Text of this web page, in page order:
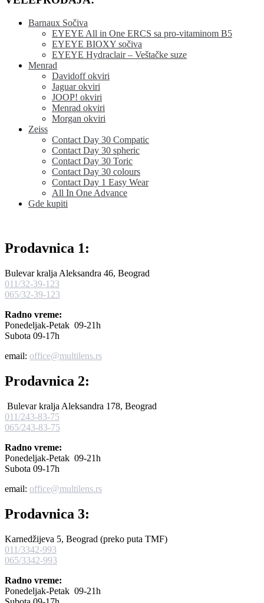
Barnaux Sočiva
EYEYE All in One ERCS sa pro-vitaminom B5
EYEYE BIOXY sočiva
EYEYE Hydraclair – Veštačke suze
Menrad
Davidoff okviri
Jaguar okviri
JOOP! okviri
Menrad okviri
Morgan okviri
Zeiss
Contact Day 30 Compatic
Contact Day 30 spheric
Contact Day 30 Toric
Contact Day 30 colours
Contact Day 1 Easy Wear
All In One Advance
Gde kupiti
Prodavnica 1:
Bulevar kralja Aleksandra 46, Beograd
011/32-39-123
065/32-39-123
Radno vreme:
Ponedeljak-Petak 09-21h
Subota 09-17h
email: office@multilens.rs
Prodavnica 2:
Bulevar kralja Aleksandra 178, Beograd
011/243-83-75
065/243-83-75
Radno vreme:
Ponedeljak-Petak 09-21h
Subota 09-17h
email: office@multilens.rs
Prodavnica 3:
Karnedžijeva 5, Beograd (preko puta TMF)
011/3342-993
065/3342-993
Radno vreme:
Ponedeljak-Petak 09-21h